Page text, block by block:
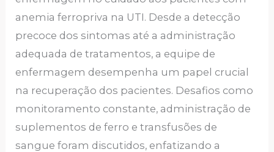
anemia ferropriva na UTI. Desde a detecção
precoce dos sintomas até a administração
adequada de tratamentos, a equipe de
enfermagem desempenha um papel crucial
na recuperação dos pacientes. Desafios como
monitoramento constante, administração de
suplementos de ferro e transfusões de
sangue foram discutidos, enfatizando a